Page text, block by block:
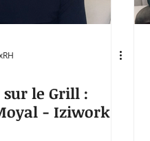
le Grill :
- Iziwork